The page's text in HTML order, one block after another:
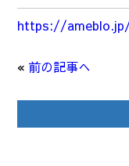
https://
« 前の記事へ